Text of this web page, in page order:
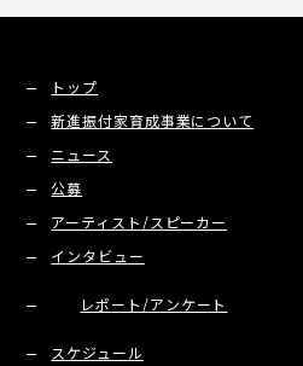
トップ
新進振付家育成事業について
ニュース
公募
アーティスト/スピーカー
インタビュー
レポート/アンケート
スケジュール